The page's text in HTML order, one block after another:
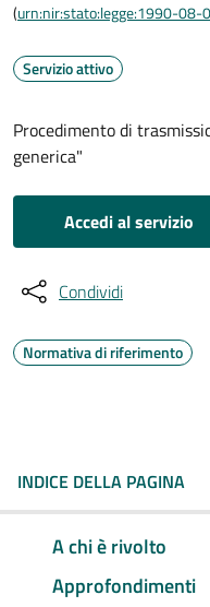
(urn:nir:stato:legge:1990-08-
Servizio attivo
Procedimento di
generica"
Accedi al servizio
Condividi
Normativa di riferimento
INDICE DELLA PAGINA
A chi è rivolto
Approfondimenti